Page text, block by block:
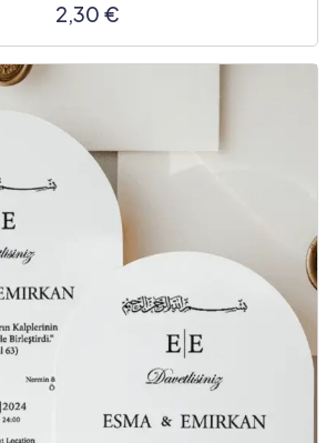
2,30 €